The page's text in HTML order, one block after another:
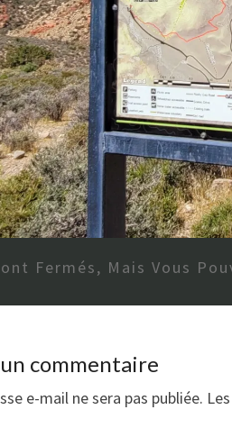
Fermés, Mais Vous
commentaire
e-mail ne sera pas publiée.